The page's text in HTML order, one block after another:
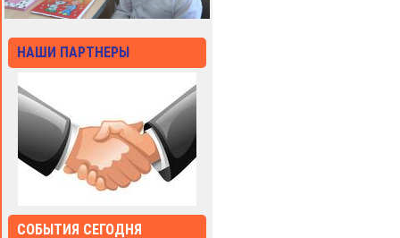
НАШИ ПАРТНЕРЫ
СОБЫТИЯ СЕГОДНЯ